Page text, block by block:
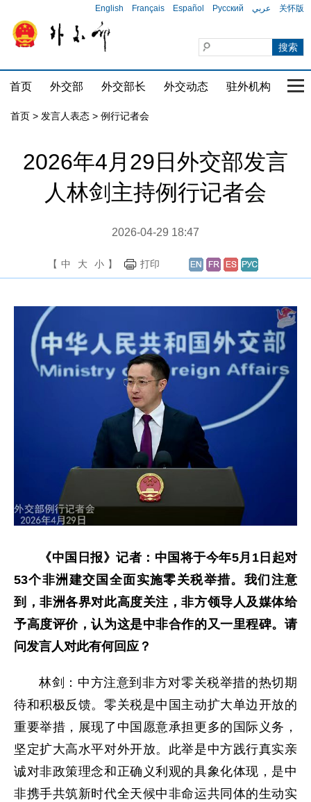
English Français Español Русский عربي 关怀版
首页 外交部 外交部长 外交动态 驻外机构 国
首页 > 发言人表态 > 例行记者会
2026年4月29日外交部发言
人林剑主持例行记者会
2026-04-29 18:47
【 中 大 小 】 打印
《中国日报》记者：中国将于今年5月1日起对
53个非洲建交国全面实施零关税举措。我们注意
到，非洲各界对此高度关注，非方领导人及媒体给
予高度评价，认为这是中非合作的又一里程碑。请
问发言人对此有何回应？
林剑：中方注意到非方对零关税举措的热切期
待和积极反馈。零关税是中国主动扩大单边开放的
重要举措，展现了中国愿意承担更多的国际义务，
坚定扩大高水平对外开放。此举是中方践行真实亲
诚对非政策理念和正确义利观的具象化体现，是中
非携手共筑新时代全天候中非命运共同体的生动实